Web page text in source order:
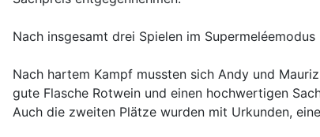
Nach insgesamt drei Spielen im
Nach hartem Kampf mussten sich Andy und
gute Flasche Rotwein und einen hochwertigen
Auch die zweiten Plätze wurden mit Urkunden,